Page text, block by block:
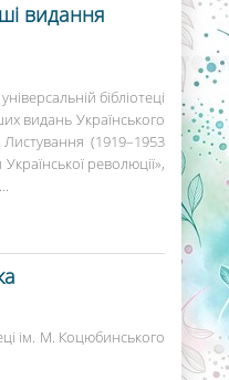
видання
бібліотеці
видань Українського
Листування (1919–1953
революції»,
ім. М. Коцюбинського